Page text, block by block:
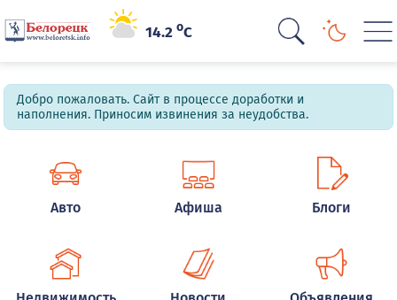
14.2oC
Добро пожаловать. Сайт в процессе доработки и
наполнения. Приносим извинения за неудобства.
Авто Афиша Блоги